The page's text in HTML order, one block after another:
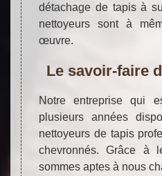
détachage de tapis à
nettoyeurs sont à
œuvre.
Le savoir-faire
Notre entreprise qui
plusieurs années
nettoyeurs de tapis
chevronnés. Grâce à
sommes aptes à nous